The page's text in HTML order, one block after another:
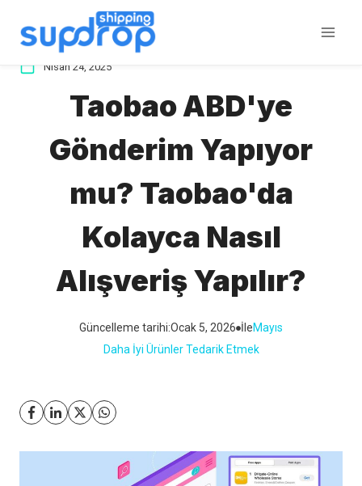
Nisan 24, 2025
Taobao ABD'ye
Gönderim Yapıyor
mu? Taobao'da
Kolayca Nasıl
Alışveriş Yapılır?
Güncelleme tarihi:Ocak 5, 2026 İleMayıs
Daha İyi Ürünler Tedarik Etmek